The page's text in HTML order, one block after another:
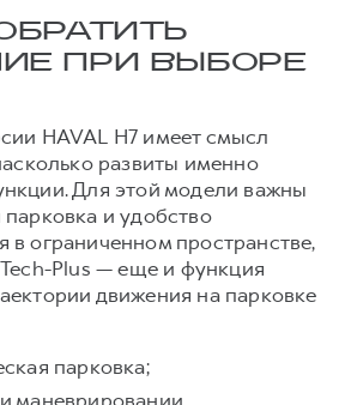
ПРИ ВЫБОРЕ
HAVAL H7 имеет смысл
развиты именно
Для этой модели важны
и удобство
в ограниченном пространстве,
Plus — еще и функция
движения на парковке
парковка;